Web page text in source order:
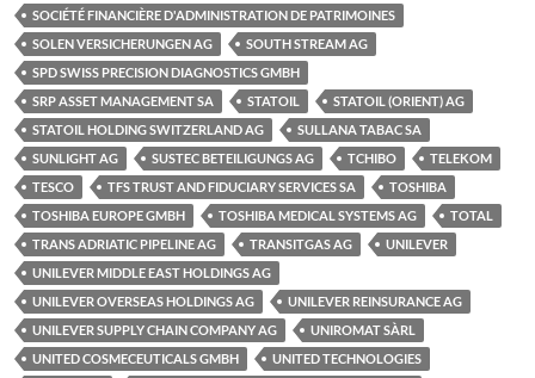
SOCIÉTÉ FINANCIÈRE D'ADMINISTRATION DE PATRIMOINES
SOLEN VERSICHERUNGEN AG
SOUTH STREAM AG
SPD SWISS PRECISION DIAGNOSTICS GMBH
SRP ASSET MANAGEMENT SA
STATOIL
STATOIL (ORIENT) AG
STATOIL HOLDING SWITZERLAND AG
SULLANA TABAC SA
SUNLIGHT AG
SUSTEC BETEILIGUNGS AG TCHIBO
TELEKOM
TESCO
TFS TRUST AND FIDUCIARY SERVICES SA
TOSHIBA
TOSHIBA EUROPE GMBH
TOSHIBA MEDICAL SYSTEMS AG
TOTAL
TRANS ADRIATIC PIPELINE AG
TRANSITGAS AG
UNILEVER
UNILEVER MIDDLE EAST HOLDINGS AG
UNILEVER OVERSEAS HOLDINGS AG
UNILEVER REINSURANCE AG
UNILEVER SUPPLY CHAIN COMPANY AG
UNIROMAT SÀRL
UNITED COSMECEUTICALS GMBH
UNITED TECHNOLOGIES